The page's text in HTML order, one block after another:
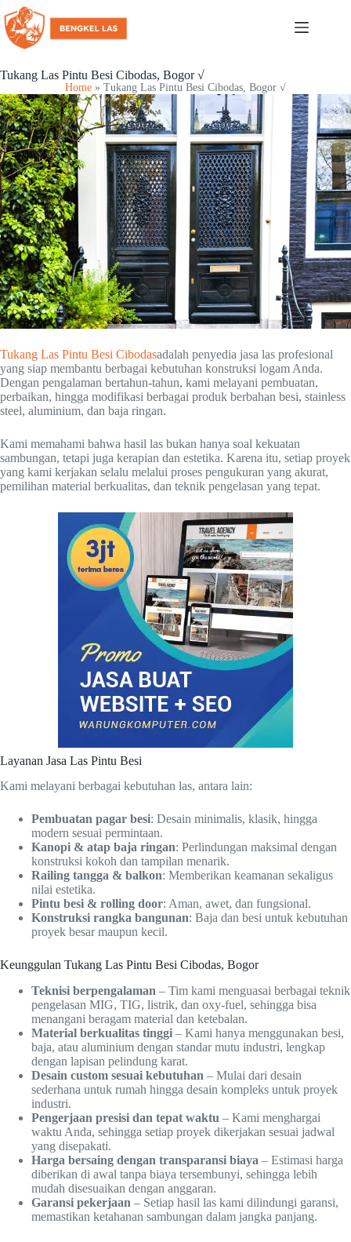
Tukang Las Pintu Besi Cibodas, Bogor √
Home » Tukang Las Pintu Besi Cibodas, Bogor √
Tukang Las Pintu Besi Cibodasadalah penyedia jasa las profesional
yang siap membantu berbagai kebutuhan konstruksi logam Anda.
Dengan pengalaman bertahun-tahun, kami melayani pembuatan,
perbaikan, hingga modifikasi berbagai produk berbahan besi, stainless
steel, aluminium, dan baja ringan.
Kami memahami bahwa hasil las bukan hanya soal kekuatan
sambungan, tetapi juga kerapian dan estetika. Karena itu, setiap proyek
yang kami kerjakan selalu melalui proses pengukuran yang akurat,
pemilihan material berkualitas, dan teknik pengelasan yang tepat.
Layanan Jasa Las Pintu Besi
Kami melayani berbagai kebutuhan las, antara lain:
Pembuatan pagar besi: Desain minimalis, klasik, hingga
modern sesuai permintaan.
Kanopi & atap baja ringan: Perlindungan maksimal dengan
konstruksi kokoh dan tampilan menarik.
Railing tangga & balkon: Memberikan keamanan sekaligus
nilai estetika.
Pintu besi & rolling door: Aman, awet, dan fungsional.
Konstruksi rangka bangunan: Baja dan besi untuk kebutuhan
proyek besar maupun kecil.
Keunggulan Tukang Las Pintu Besi Cibodas, Bogor
Teknisi berpengalaman – Tim kami menguasai berbagai teknik
pengelasan MIG, TIG, listrik, dan oxy-fuel, sehingga bisa
menangani beragam material dan ketebalan.
Material berkualitas tinggi – Kami hanya menggunakan besi,
baja, atau aluminium dengan standar mutu industri, lengkap
dengan lapisan pelindung karat.
Desain custom sesuai kebutuhan – Mulai dari desain
sederhana untuk rumah hingga desain kompleks untuk proyek
industri.
Pengerjaan presisi dan tepat waktu – Kami menghargai
waktu Anda, sehingga setiap proyek dikerjakan sesuai jadwal
yang disepakati.
Harga bersaing dengan transparansi biaya – Estimasi harga
diberikan di awal tanpa biaya tersembunyi, sehingga lebih
mudah disesuaikan dengan anggaran.
Garansi pekerjaan – Setiap hasil las kami dilindungi garansi,
memastikan ketahanan sambungan dalam jangka panjang.